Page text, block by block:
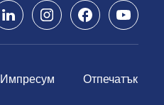
Импресум Отпечатък